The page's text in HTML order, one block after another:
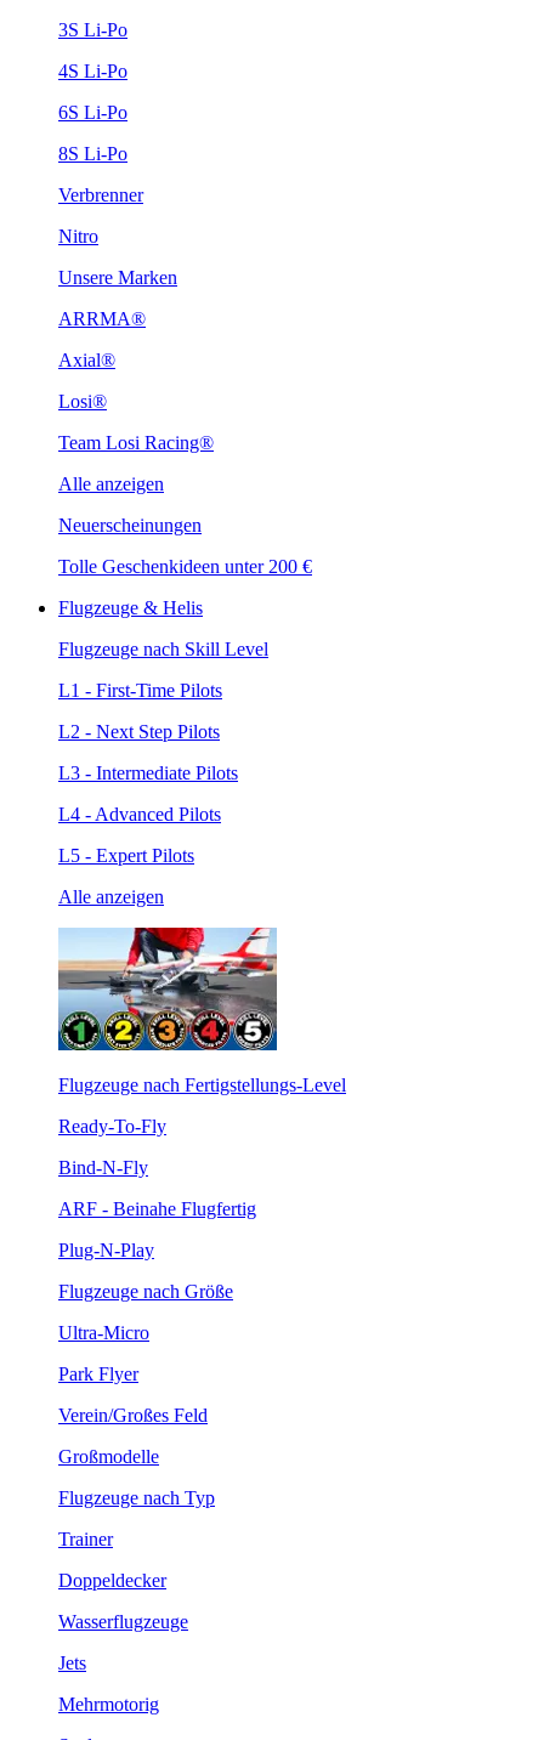
3S Li-Po
4S Li-Po
6S Li-Po
8S Li-Po
Verbrenner
Nitro
Unsere Marken
ARRMA®
Axial®
Losi®
Team Losi Racing®
Alle anzeigen
Neuerscheinungen
Tolle Geschenkideen unter 200 €
Flugzeuge & Helis
Flugzeuge nach Skill Level
L1 - First-Time Pilots
L2 - Next Step Pilots
L3 - Intermediate Pilots
L4 - Advanced Pilots
L5 - Expert Pilots
Alle anzeigen
Flugzeuge nach Fertigstellungs-Level
Ready-To-Fly
Bind-N-Fly
ARF - Beinahe Flugfertig
Plug-N-Play
Flugzeuge nach Größe
Ultra-Micro
Park Flyer
Verein/Großes Feld
Großmodelle
Flugzeuge nach Typ
Trainer
Doppeldecker
Wasserflugzeuge
Jets
Mehrmotorig